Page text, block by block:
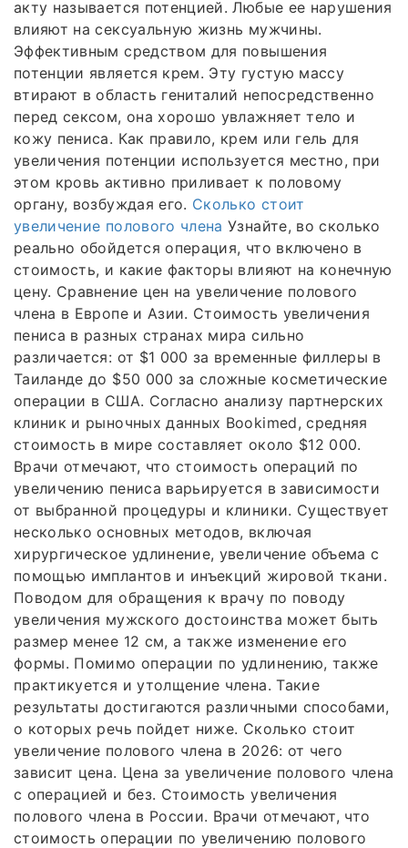
акту называется потенцией. Любые ее нарушения
влияют на сексуальную жизнь мужчины.
Эффективным средством для повышения
потенции является крем. Эту густую массу
втирают в область гениталий непосредственно
перед сексом, она хорошо увлажняет тело и
кожу пениса. Как правило, крем или гель для
увеличения потенции используется местно, при
этом кровь активно приливает к половому
органу, возбуждая его. Сколько стоит
увеличение полового члена Узнайте, во сколько
реально обойдется операция, что включено в
стоимость, и какие факторы влияют на конечную
цену. Сравнение цен на увеличение полового
члена в Европе и Азии. Стоимость увеличения
пениса в разных странах мира сильно
различается: от $1 000 за временные филлеры в
Таиланде до $50 000 за сложные косметические
операции в США. Согласно анализу партнерских
клиник и рыночных данных Bookimed, средняя
стоимость в мире составляет около $12 000.
Врачи отмечают, что стоимость операций по
увеличению пениса варьируется в зависимости
от выбранной процедуры и клиники. Существует
несколько основных методов, включая
хирургическое удлинение, увеличение объема с
помощью имплантов и инъекций жировой ткани.
Поводом для обращения к врачу по поводу
увеличения мужского достоинства может быть
размер менее 12 см, а также изменение его
формы. Помимо операции по удлинению, также
практикуется и утолщение члена. Такие
результаты достигаются различными способами,
о которых речь пойдет ниже. Сколько стоит
увеличение полового члена в 2026: от чего
зависит цена. Цена за увеличение полового члена
с операцией и без. Стоимость увеличения
полового члена в России. Врачи отмечают, что
стоимость операции по увеличению полового